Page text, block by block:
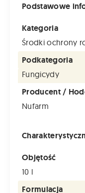
Podstawowe
Kategoria
Środki ochrony
Podkategoria
Fungicydy
Producent /
Nufarm
Objętość
10 l
Formulacja